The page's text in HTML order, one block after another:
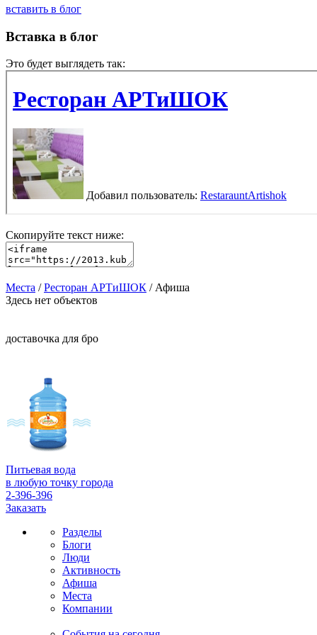
вставить в блог
Вставка в блог
Это будет выглядеть так:
Скопируйте текст ниже:
Места /Ресторан АРТиШОК / Афиша
Здесь нет объектов
доставочка для бро
Питьевая вода
в любую точку города
2-396-396
Заказать
Разделы
Блоги
Люди
Активность
Афиша
Места
Компании